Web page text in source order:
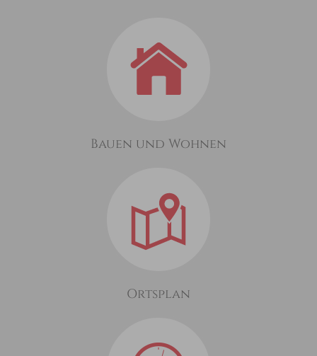
Bauen und Wohnen
Ortsplan